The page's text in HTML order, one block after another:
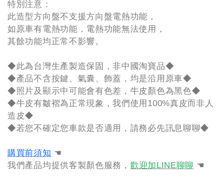
特別注意：
此造型方向盤不支援方向盤電熱功能，
如原車有電熱功能，電熱功能無法使用，
其餘功能均正常不影響。
◆此為台灣生產製造保固，非中國淘寶品◆
◆產品不含按鍵、氣囊、飾蓋，均是沿用原車◆
◆照片及顯示中可能會有色差，牛皮顏色為黑色◆
◆牛皮有皺褶為正常現象，我們使用100%真皮而非人
造皮◆
◆若您不確定您車款是否適用，請務必先訊息聊聊◆
購買前須知 ☚
我們產品均提供客製顏色服務， 歡迎加LINE聊聊 ☚